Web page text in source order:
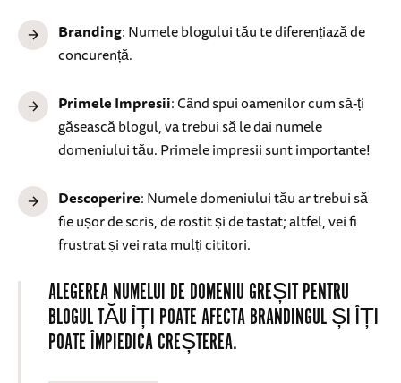
Branding: Numele blogului tău te diferențiază de
concurență.
Primele Impresii: Când spui oamenilor cum să-ți
găsească blogul, va trebui să le dai numele
domeniului tău. Primele impresii sunt importante!
Descoperire: Numele domeniului tău ar trebui să
fie ușor de scris, de rostit și de tastat; altfel, vei fi
frustrat și vei rata mulți cititori.
ALEGEREA NUMELUI DE DOMENIU GREȘIT PENTRU
BLOGUL TĂU ÎȚI POATE AFECTA BRANDINGUL ȘI ÎȚI
POATE ÎMPIEDICA CREȘTEREA.